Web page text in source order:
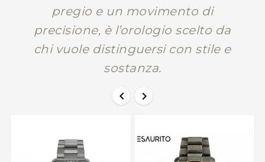
pregio e un movimento di
precisione, è l’orologio scelto da
chi vuole distinguersi con stile e
sostanza.

